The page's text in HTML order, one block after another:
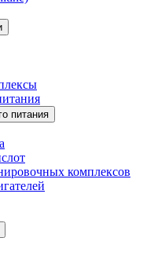
питания
комплексов